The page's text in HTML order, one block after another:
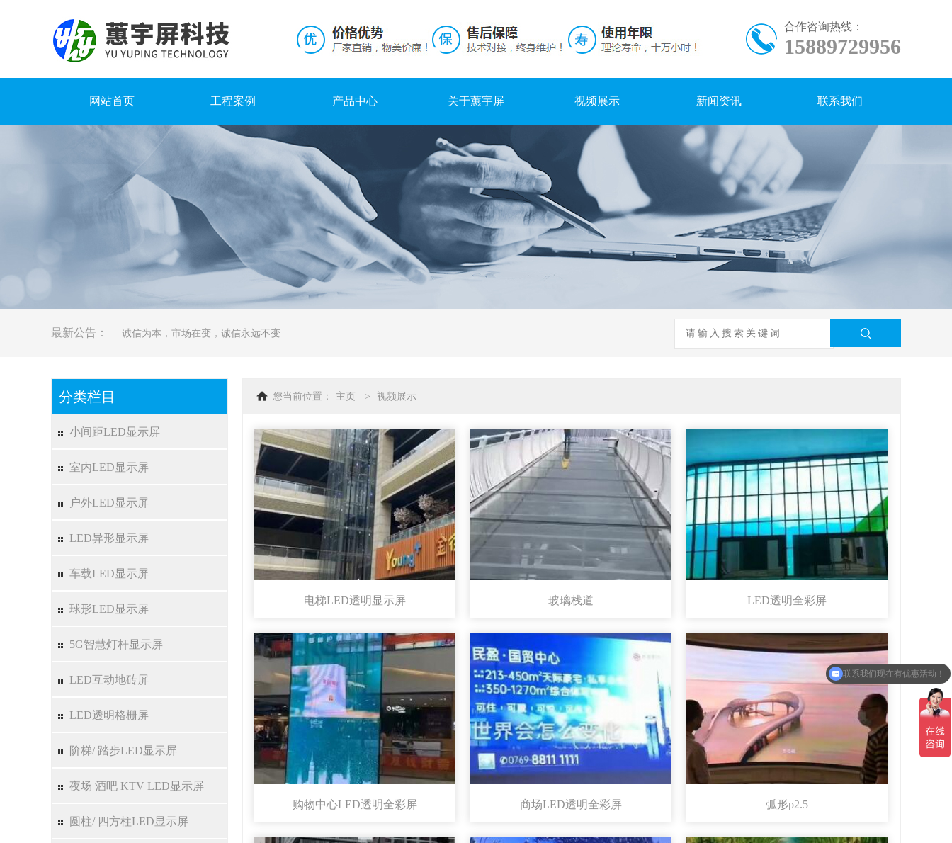
合作咨询热线：
15889729956
网站首页 工程案例 产品中心 关于蕙宇屏 视频展示 新闻资讯 联系我们
最新公告： 诚信为本，市场在变，诚信永远不变...
分类栏目
小间距LED显示屏
室内LED显示屏
户外LED显示屏
LED异形显示屏
车载LED显示屏
球形LED显示屏
5G智慧灯杆显示屏
LED互动地砖屏
LED透明格栅屏
阶梯/ 踏步LED显示屏
夜场 酒吧 KTV LED显示屏
圆柱/ 四方柱LED显示屏
您当前位置： 主页 > 视频展示
电梯LED透明显示屏 玻璃栈道 LED透明全彩屏
购物中心LED透明全彩屏 商场LED透明全彩屏 弧形p2.5
联系我们现在有优惠活动！
请问你们这个包安装和结构吗？